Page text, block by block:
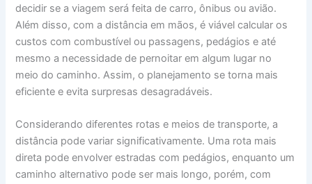
decidir se a viagem será feita de carro, ônibus ou avião.
Além disso, com a distância em mãos, é viável calcular os
custos com combustível ou passagens, pedágios e até
mesmo a necessidade de pernoitar em algum lugar no
meio do caminho. Assim, o planejamento se torna mais
eficiente e evita surpresas desagradáveis.
Considerando diferentes rotas e meios de transporte, a
distância pode variar significativamente. Uma rota mais
direta pode envolver estradas com pedágios, enquanto um
caminho alternativo pode ser mais longo, porém, com